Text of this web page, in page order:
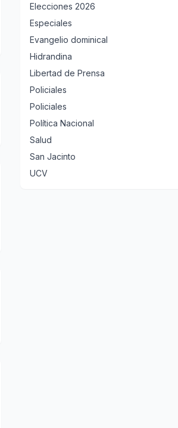
Elecciones 2026
Especiales
Evangelio dominical
Hidrandina
Libertad de Prensa
Policiales
Policiales
Política Nacional
Salud
San Jacinto
UCV